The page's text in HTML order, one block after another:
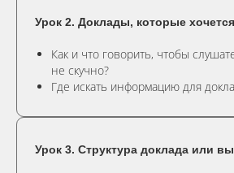
Урок 2. Доклады, которые
Как и что говорить, чтобы
не скучно?
Где искать информацию для
Урок 3. Структура доклада или